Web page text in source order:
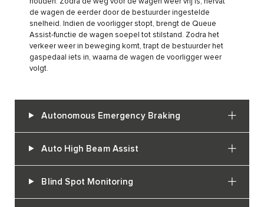
de wagen de eerder door de bestuurder ingestelde
snelheid. Indien de voorligger stopt, brengt de Queue
Assist-functie de wagen soepel tot stilstand. Zodra het
verkeer weer in beweging komt, trapt de bestuurder het
gaspedaal iets in, waarna de wagen de voorligger weer
volgt.
Autonomous Emergency Braking
Auto High Beam Assist
Blind Spot Monitoring